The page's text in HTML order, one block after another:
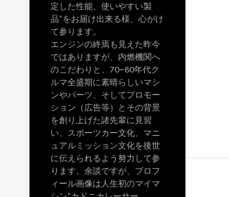
定した性能、使いやすい製
品”をお届け出来る様、心がけ
て参ります。
エンジンの終焉も見えた昨今
ではありますが、内燃機関へ
のこだわりと、70~80年代ク
ルマ全盛期に素晴らしいマシ
ンやパーツ、そしてプロモー
ション（広告等）とその背景
を創り上げた諸先輩に見習
い、スポーツカー文化、マニ
ュアルミッション文化を後世
に伝えられるよう努力して参
ります。余談ですが、プロフ
ィール画像は人生初のマイマ